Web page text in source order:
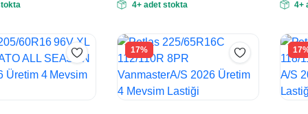
fiyat:
andaki
4.010,00₺.
4+ adet stokta
fiyat:
4+
17%